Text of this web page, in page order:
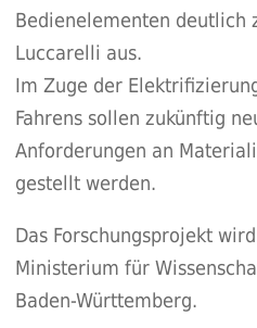
Bedienelementen deutlich
Luccarelli aus.
Im Zuge der
Fahrens sollen zukünftig
Anforderungen an
gestellt werden.
Das Forschungsprojekt
Ministerium für
Baden-Württemberg.